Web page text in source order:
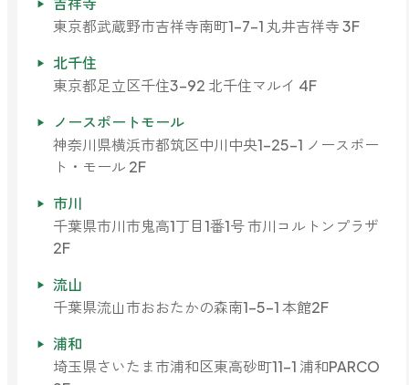
東京都武蔵野市吉祥寺南町1-7-1 丸井吉祥寺 3F
北千住
東京都足立区千住3-92 北千住マルイ 4F
ノースポートモール
神奈川県横浜市都筑区中川中央1-25-1 ノースポー
ト・モール 2F
市川
千葉県市川市鬼高1丁目1番1号 市川コルトンプラザ
2F
流山
千葉県流山市おおたかの森南1-5-1 本館2F
浦和
埼玉県さいたま市浦和区東高砂町11-1 浦和PARCO